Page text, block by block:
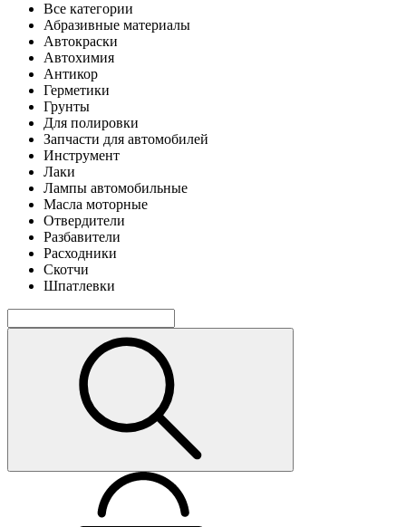
Все категории
Абразивные материалы
Автокраски
Автохимия
Антикор
Герметики
Грунты
Для полировки
Запчасти для автомобилей
Инструмент
Лаки
Лампы автомобильные
Масла моторные
Отвердители
Разбавители
Расходники
Скотчи
Шпатлевки